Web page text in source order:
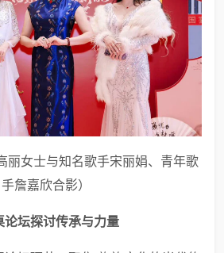
丽女士与知名歌手宋丽娟、青年歌
手詹嘉欣合影）
论坛探讨传承与力量